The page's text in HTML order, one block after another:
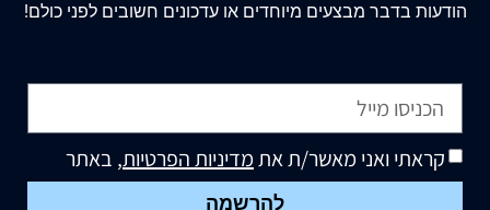
הודעות בדבר מבצעים מיוחדים או עדכונים חשובים לפני כולם!
קראתי ואני מאשר/ת אתמדיניות הפרטיות, באתר
להרשמה